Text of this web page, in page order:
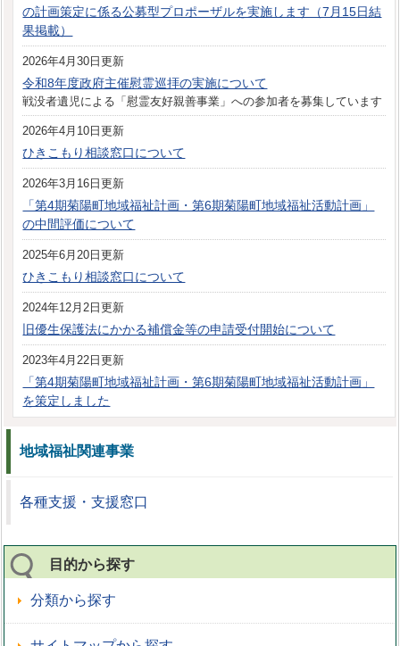
の計画策定に係る公募型プロポーザルを実施します（7月15日結
果掲載）
2026年4月30日更新
令和8年度政府主催慰霊巡拝の実施について
戦没者遺児による「慰霊友好親善事業」への参加者を募集しています
2026年4月10日更新
ひきこもり相談窓口について
2026年3月16日更新
「第4期菊陽町地域福祉計画・第6期菊陽町地域福祉活動計画」
の中間評価について
2025年6月20日更新
ひきこもり相談窓口について
2024年12月2日更新
旧優生保護法にかかる補償金等の申請受付開始について
2023年4月22日更新
「第4期菊陽町地域福祉計画・第6期菊陽町地域福祉活動計画」
を策定しました
地域福祉関連事業
各種支援・支援窓口
目的から探す
分類から探す